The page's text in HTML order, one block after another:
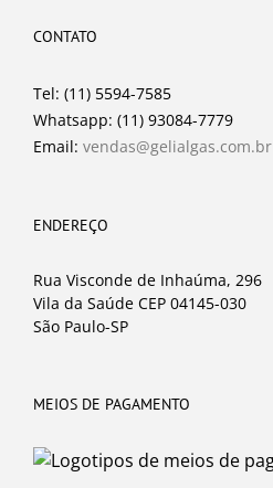
CONTATO
Tel: (11) 5594-7585
Whatsapp: (11) 93084-7779
Email: vendas@gelialgas.com.br
ENDEREÇO
Rua Visconde de Inhaúma, 296
Vila da Saúde CEP 04145-030
São Paulo-SP
MEIOS DE PAGAMENTO